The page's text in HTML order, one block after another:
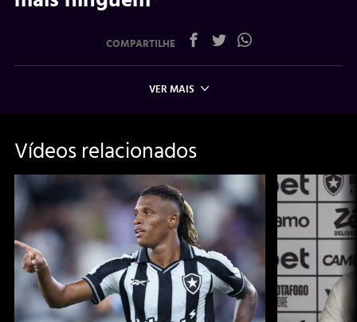
COMPARTILHE
VER MAIS
Vídeos relacionados